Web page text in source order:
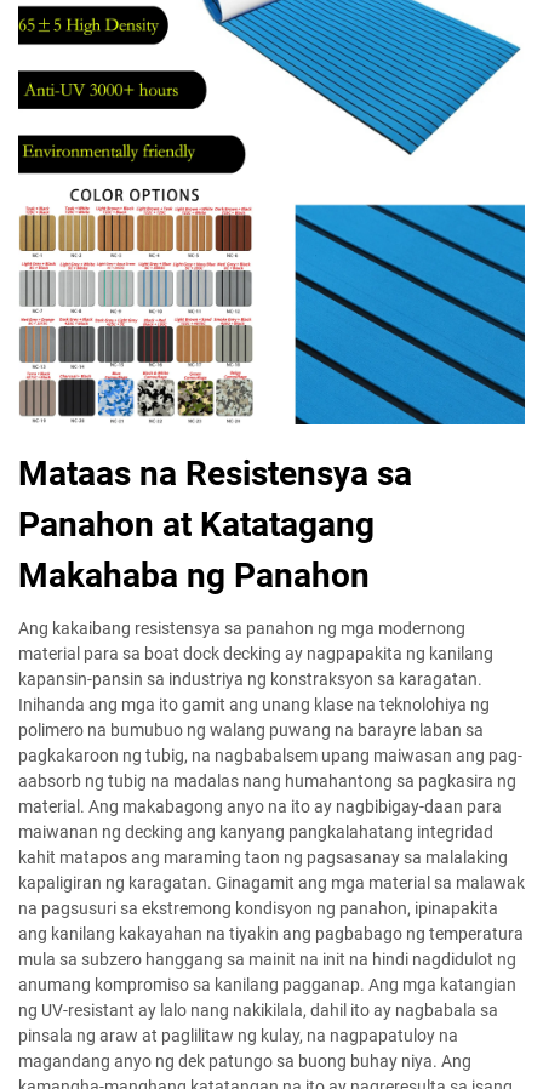
Mataas na Resistensya sa
Panahon at Katatagang
Makahaba ng Panahon
Ang kakaibang resistensya sa panahon ng mga modernong
material para sa boat dock decking ay nagpapakita ng kanilang
kapansin-pansin sa industriya ng konstraksyon sa karagatan.
Inihanda ang mga ito gamit ang unang klase na teknolohiya ng
polimero na bumubuo ng walang puwang na barayre laban sa
pagkakaroon ng tubig, na nagbabalsem upang maiwasan ang pag-
aabsorb ng tubig na madalas nang humahantong sa pagkasira ng
material. Ang makabagong anyo na ito ay nagbibigay-daan para
maiwanan ng decking ang kanyang pangkalahatang integridad
kahit matapos ang maraming taon ng pagsasanay sa malalaking
kapaligiran ng karagatan. Ginagamit ang mga material sa malawak
na pagsusuri sa ekstremong kondisyon ng panahon, ipinapakita
ang kanilang kakayahan na tiyakin ang pagbabago ng temperatura
mula sa subzero hanggang sa mainit na init na hindi nagdidulot ng
anumang kompromiso sa kanilang pagganap. Ang mga katangian
ng UV-resistant ay lalo nang nakikilala, dahil ito ay nagbabala sa
pinsala ng araw at paglilitaw ng kulay, na nagpapatuloy na
magandang anyo ng dek patungo sa buong buhay niya. Ang